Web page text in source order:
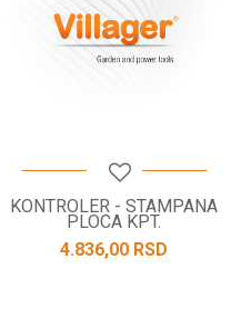
KONTROLER - STAMPANA
PLOCA KPT.
4.836,00 RSD